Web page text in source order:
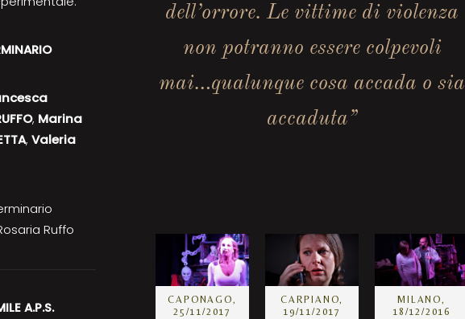
, Marina
, Valeria
Ruffo
A.P.S.
dell’orrore. Le vittime di violenza
non potranno essere colpevoli
mai…qualunque cosa accada o sia
accaduta”
CAPONAGO,
25/11/2017
CARPIANO,
19/11/2017
MILANO,
18/12/2016